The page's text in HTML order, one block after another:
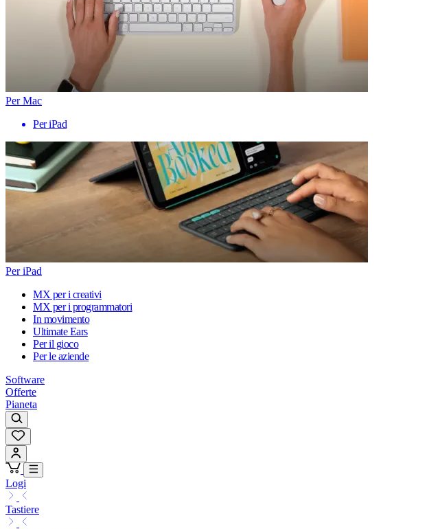
Per Mac
Per iPad
Per iPad
MX per i creativi
MX per i programmatori
In movimento
Ultimate Ears
Per il gioco
Per le aziende
Software
Offerte
Pianeta
Logi
Tastiere